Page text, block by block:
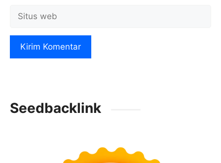
Situs
web
Seedbacklink